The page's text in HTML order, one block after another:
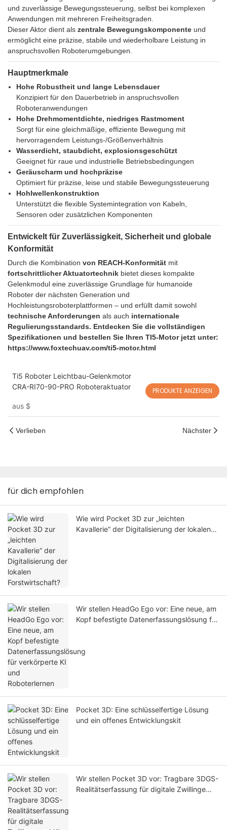
und zuverlässige Bewegungssteuerung, selbst bei komplexen
Anwendungen mit mehreren Freiheitsgraden.
Dieser Aktor dient als zentrale Bewegungskomponente und
ermöglicht eine präzise, ​​stabile und wiederholbare Leistung in
anspruchsvollen Roboterumgebungen.
Hauptmerkmale
Hohe Robustheit und lange Lebensdauer
Konzipiert für den Dauerbetrieb in anspruchsvollen
Roboteranwendungen
Hohe Drehmomentdichte, niedriges Rastmoment
Sorgt für eine gleichmäßige, effiziente Bewegung mit
hervorragendem Leistungs-/Größenverhältnis
Wasserdicht, staubdicht, explosionsgeschützt
Geeignet für raue und industrielle Betriebsbedingungen
Geräuscharm und hochpräzise
Optimiert für präzise, ​​leise und stabile Bewegungssteuerung
Hohlwellenkonstruktion
Unterstützt die flexible Systemintegration von Kabeln,
Sensoren oder zusätzlichen Komponenten
Entwickelt für Zuverlässigkeit, Sicherheit und globale
Konformität
Durch die Kombination von REACH-Konformität mit
fortschrittlicher Aktuatortechnik bietet dieses kompakte
Gelenkmodul eine zuverlässige Grundlage für humanoide
Roboter der nächsten Generation und
Hochleistungsroboterplattformen – und erfüllt damit sowohl
technische Anforderungen als auch internationale
Regulierungsstandards. Entdecken Sie die vollständigen
Spezifikationen und bestellen Sie Ihren TI5-Motor jetzt unter:
https://www.foxtechuav.com/ti5-motor.html
Ti5 Roboter Leichtbau-Gelenkmotor
CRA-RI70-90-PRO Roboteraktuator
aus $
PRODUKTE ANZEIGEN
Verlieben Nächster
für dich empfohlen
Wie wird Pocket 3D zur „leichten
Kavallerie“ der Digitalisierung der lokalen
Wir stellen HeadGo Ego vor: Eine neue, am
Kopf befestigte Datenerfassungslösung für
Pocket 3D: Eine schlüsselfertige Lösung
und ein offenes Entwicklungskit
Wir stellen Pocket 3D vor: Tragbare 3DGS-
Realitätserfassung für digitale Zwillinge